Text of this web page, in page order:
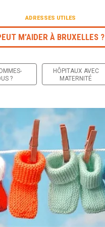
ADRESSES UTILES
M’AIDER À BRUXELLES ?
?
HÔPITAUX AVEC
MATERNITÉ